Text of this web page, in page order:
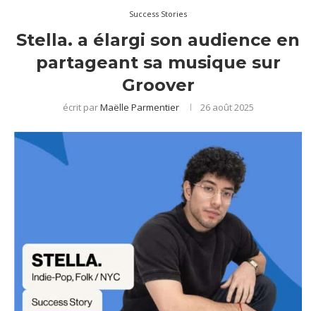
Success Stories
Stella. a élargi son audience en
partageant sa musique sur
Groover
écrit parMaëlle Parmentier 26 août 2025